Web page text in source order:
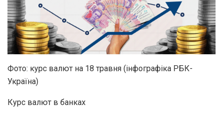
Фото: курс валют на 18 травня (інфографіка РБК-
Україна)
Курс валют в банках